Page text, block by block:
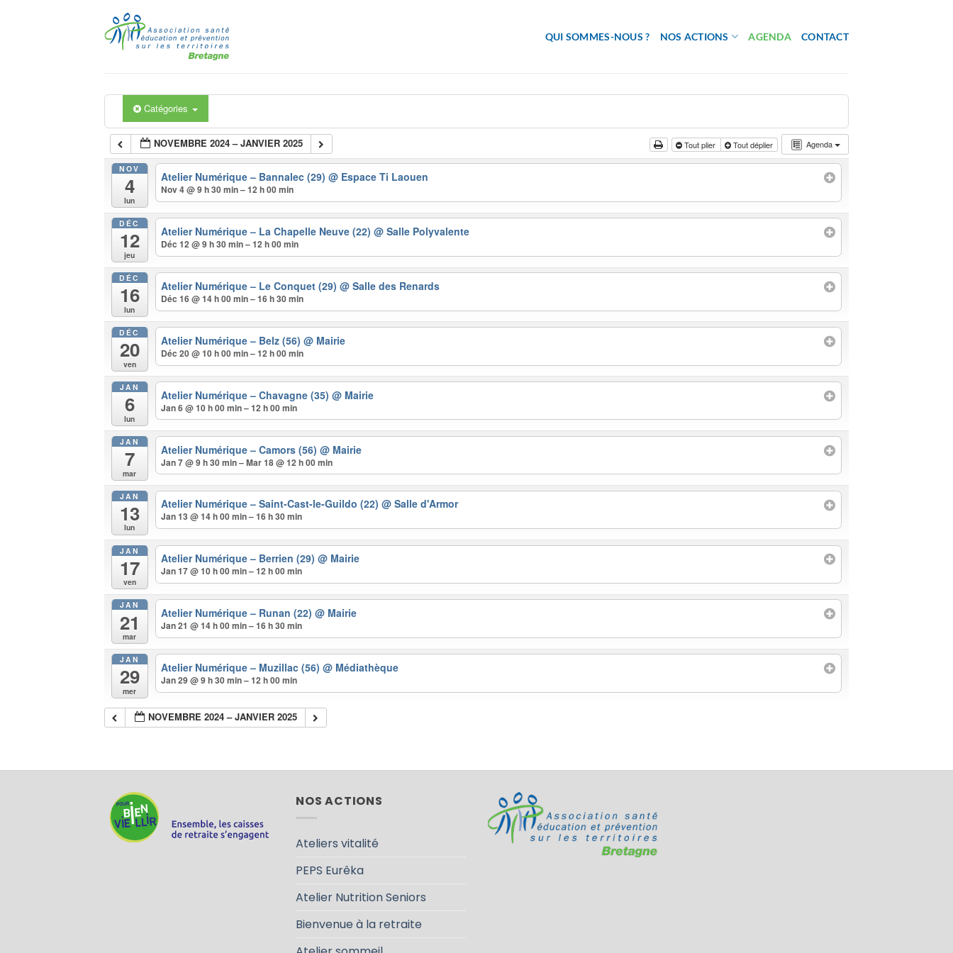
QUI SOMMES-NOUS ? NOS ACTIONS AGENDA CONTACT
Catégories
Agenda
NOVEMBRE 2024 – JANVIER 2025 Tout plier Tout déplier
NOV
4
lun
Atelier Numérique – Bannalec (29)@ Espace Ti Laouen
Nov 4 @ 9 h 30 min – 12 h 00 min
DÉC
12
jeu
Atelier Numérique – La Chapelle Neuve (22)@ Salle Polyvalente
Déc 12 @ 9 h 30 min – 12 h 00 min
DÉC
16
lun
Atelier Numérique – Le Conquet (29)@ Salle des Renards
Déc 16 @ 14 h 00 min – 16 h 30 min
DÉC
20
ven
Atelier Numérique – Belz (56)@ Mairie
Déc 20 @ 10 h 00 min – 12 h 00 min
JAN
6
lun
Atelier Numérique – Chavagne (35)@ Mairie
Jan 6 @ 10 h 00 min – 12 h 00 min
JAN
7
mar
Atelier Numérique – Camors (56)@ Mairie
Jan 7 @ 9 h 30 min – Mar 18 @ 12 h 00 min
JAN
13
lun
Atelier Numérique – Saint-Cast-le-Guildo (22)@ Salle d'Armor
Jan 13 @ 14 h 00 min – 16 h 30 min
JAN
17
ven
Atelier Numérique – Berrien (29)@ Mairie
Jan 17 @ 10 h 00 min – 12 h 00 min
JAN
21
mar
Atelier Numérique – Runan (22)@ Mairie
Jan 21 @ 14 h 00 min – 16 h 30 min
JAN
29
mer
Atelier Numérique – Muzillac (56)@ Médiathèque
Jan 29 @ 9 h 30 min – 12 h 00 min
NOVEMBRE 2024 – JANVIER 2025
NOS ACTIONS
Ateliers vitalité
PEPS Eurêka
Atelier Nutrition Seniors
Bienvenue à la retraite